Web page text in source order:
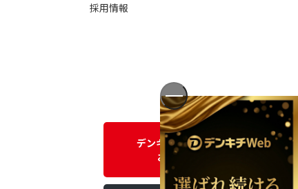
採用情報
デンキチWEBに関する
お問い合わせ